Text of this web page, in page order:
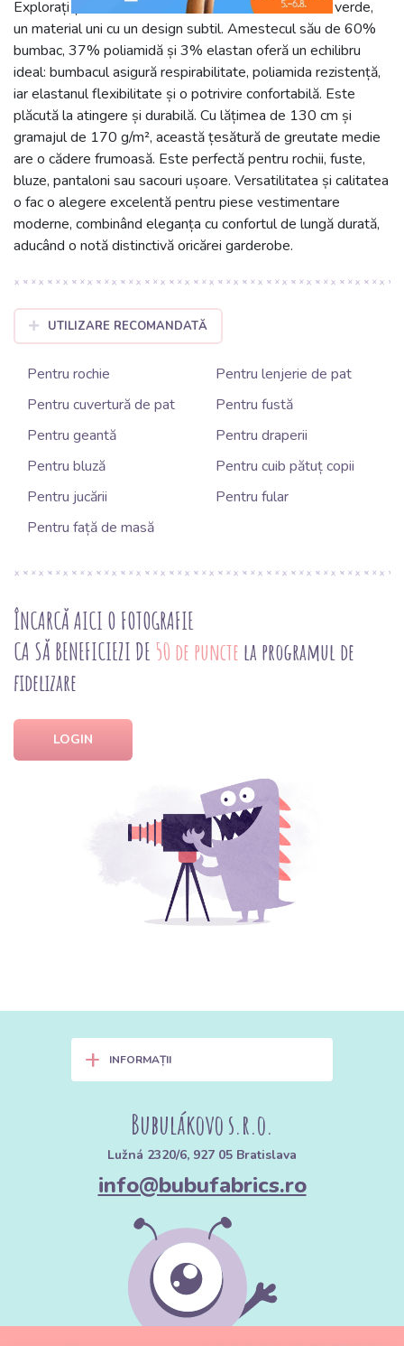
Explorați țesătura SMOGGED EMBROIDERY lime, verde,
un material uni cu un design subtil. Amestecul său de 60%
bumbac, 37% poliamidă și 3% elastan oferă un echilibru
ideal: bumbacul asigură respirabilitate, poliamida rezistență,
iar elastanul flexibilitate și o potrivire confortabilă. Este
plăcută la atingere și durabilă. Cu lățimea de 130 cm și
gramajul de 170 g/m², această țesătură de greutate medie
are o cădere frumoasă. Este perfectă pentru rochii, fuste,
bluze, pantaloni sau sacouri ușoare. Versatilitatea și calitatea
o fac o alegere excelentă pentru piese vestimentare
moderne, combinând eleganța cu confortul de lungă durată,
aducând o notă distinctivă oricărei garderobe.
UTILIZARE RECOMANDATĂ
Pentru rochie
Pentru lenjerie de pat
Pentru cuvertură de pat
Pentru fustă
Pentru geantă
Pentru draperii
Pentru bluză
Pentru cuib pătuț copii
Pentru jucării
Pentru fular
Pentru față de masă
ÎNCARCĂ AICI O FOTOGRAFIE
CA SĂ BENEFICIEZI DE 50 de puncte la programul de
fidelizare
LOGIN
+ INFORMAȚII
Bubulákovo s.r.o.
Lužná 2320/6, 927 05 Bratislava
info@bubufabrics.ro